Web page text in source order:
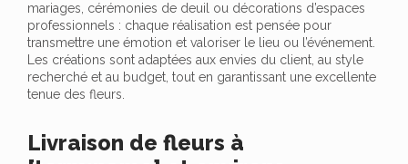
mariages, cérémonies de deuil ou décorations d’espaces
professionnels : chaque réalisation est pensée pour
transmettre une émotion et valoriser le lieu ou l’événement.
Les créations sont adaptées aux envies du client, au style
recherché et au budget, tout en garantissant une excellente
tenue des fleurs.
Livraison de fleurs à